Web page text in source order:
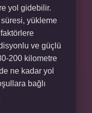
yol gidebilir.
yükleme
ve güçlü
200 kilometre
ne kadar yol
bağlı